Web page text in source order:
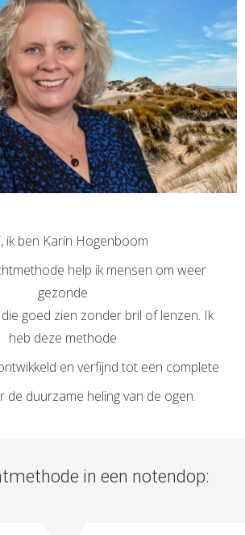
ik ben Karin Hogenboom
help ik mensen om weer
gezonde
goed zien zonder bril of lenzen. Ik
heb deze methode
en verfijnd tot een complete
de duurzame heling van de ogen.
in een notendop: